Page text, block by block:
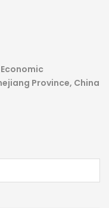
Province, China